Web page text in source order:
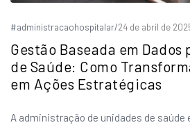
#administracaohospitalar/24 de abril de
Gestão Baseada em Dados
de Saúde: Como
em Ações Estratégicas
A administração de unidades de saúde